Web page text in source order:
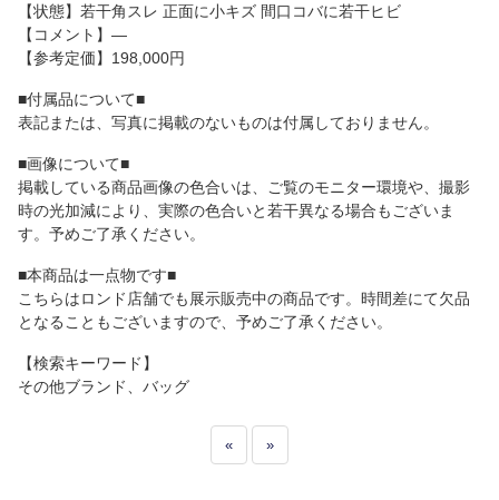
【状態】若干角スレ 正面に小キズ 間口コバに若干ヒビ
【コメント】―
【参考定価】198,000円
■付属品について■
表記または、写真に掲載のないものは付属しておりません。
■画像について■
掲載している商品画像の色合いは、ご覧のモニター環境や、撮影
時の光加減により、実際の色合いと若干異なる場合もございま
す。予めご了承ください。
■本商品は一点物です■
こちらはロンド店舗でも展示販売中の商品です。時間差にて欠品
となることもございますので、予めご了承ください。
【検索キーワード】
その他ブランド、バッグ
« »